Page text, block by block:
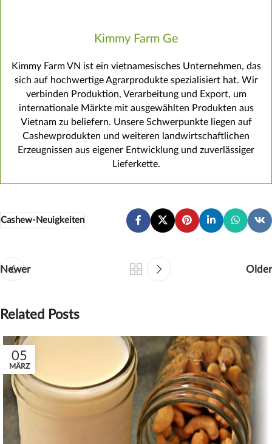
Kimmy Farm Ge
Kimmy Farm VN ist ein vietnamesisches Unternehmen, das
sich auf hochwertige Agrarprodukte spezialisiert hat. Wir
verbinden Produktion, Verarbeitung und Export, um
internationale Märkte mit ausgewählten Produkten aus
Vietnam zu beliefern. Unsere Schwerpunkte liegen auf
Cashewprodukten und weiteren landwirtschaftlichen
Erzeugnissen aus eigener Entwicklung und zuverlässiger
Lieferkette.
Cashew-Neuigkeiten
Newer Older
Related Posts
05
MÄRZ